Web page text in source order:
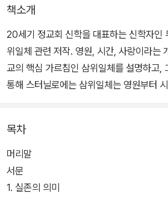
책소개
20세기 정교회 신학을 대표하는 신학자인
위일체 관련 저작. 영원, 시간, 사랑이라는
교의 핵심 가르침인 삼위일체를 설명하고,
통해 스터닐로에는 삼위일체는 영원부터
전 신학의 대표적인 두 방법론인 긍정 신학
신의 의미, 인간론, 삼위일체와 교회, 그리
도 진행한다.
목차
머리말
서문
1. 실존의 의미